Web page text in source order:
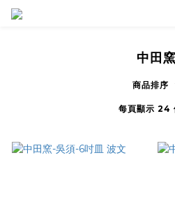
中田窯
商品排序
每頁顯示 24